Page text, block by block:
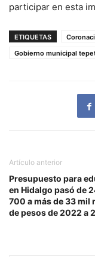
participar en esta
ETIQUETAS
Gobierno municipal
Artículo anterior
Presupuesto para
en Hidalgo pasó de
700 a más de 33 mil
de pesos de 2022 a